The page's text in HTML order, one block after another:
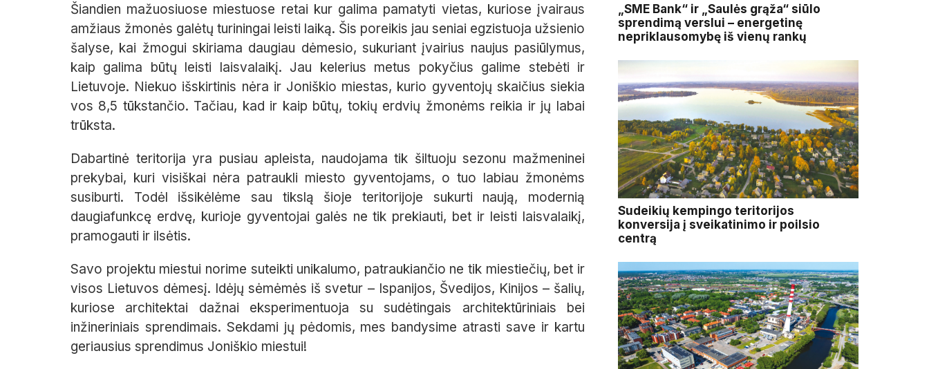
Šiandien mažuosiuose miestuose retai kur galima pamatyti vietas, kuriose įvairaus
amžiaus žmonės galėtų turiningai leisti laiką. Šis poreikis jau seniai egzistuoja užsienio
šalyse, kai žmogui skiriama daugiau dėmesio, sukuriant įvairius naujus pasiūlymus,
kaip galima būtų leisti laisvalaikį. Jau kelerius metus pokyčius galime stebėti ir
Lietuvoje. Niekuo išskirtinis nėra ir Joniškio miestas, kurio gyventojų skaičius siekia
vos 8,5 tūkstančio. Tačiau, kad ir kaip būtų, tokių erdvių žmonėms reikia ir jų labai
trūksta.
Dabartinė teritorija yra pusiau apleista, naudojama tik šiltuoju sezonu mažmeninei
prekybai, kuri visiškai nėra patraukli miesto gyventojams, o tuo labiau žmonėms
susiburti. Todėl išsikėlėme sau tikslą šioje teritorijoje sukurti naują, modernią
daugiafunkcę erdvę, kurioje gyventojai galės ne tik prekiauti, bet ir leisti laisvalaikį,
pramogauti ir ilsėtis.
Savo projektu miestui norime suteikti unikalumo, patraukiančio ne tik miestiečių, bet ir
visos Lietuvos dėmesį. Idėjų sėmėmės iš svetur – Ispanijos, Švedijos, Kinijos – šalių,
kuriose architektai dažnai eksperimentuoja su sudėtingais architektūriniais bei
inžineriniais sprendimais. Sekdami jų pėdomis, mes bandysime atrasti save ir kartu
geriausius sprendimus Joniškio miestui!
„SME Bank“ ir „Saulės grąža“ siūlo
sprendimą verslui – energetinę
nepriklausomybę iš vienų rankų
Sudeikių kempingo teritorijos
konversija į sveikatinimo ir poilsio
centrą